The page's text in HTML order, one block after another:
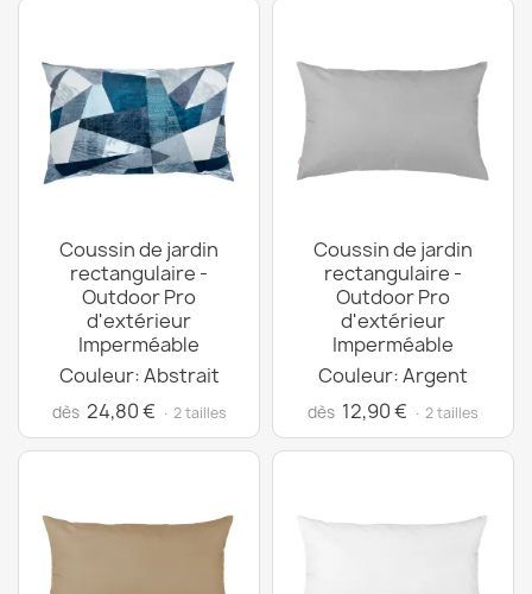
Coussin de jardin
rectangulaire -
Outdoor Pro
d'extérieur
Imperméable
Couleur: Abstrait
dès 24,80 € · 2 tailles
Coussin de jardin
rectangulaire -
Outdoor Pro
d'extérieur
Imperméable
Couleur: Argent
dès 12,90 € · 2 tailles